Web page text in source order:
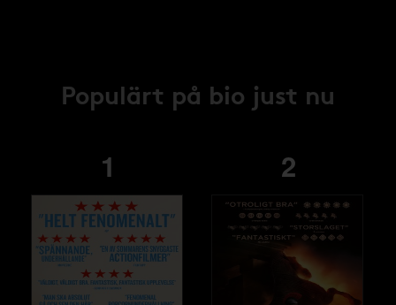
Populärt på bio just nu
1 2